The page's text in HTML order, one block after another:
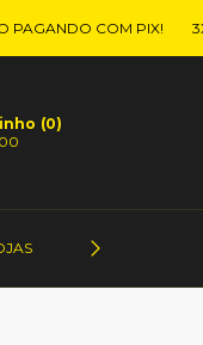
COM PIX! 3X
(0)
CONTATO DOS